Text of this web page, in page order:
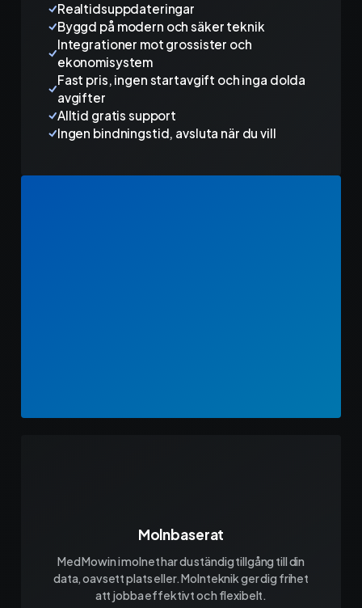
Realtidsuppdateringar
Byggd på modern och säker teknik
Integrationer mot grossister och
ekonomisystem
Fast pris, ingen startavgift och inga dolda
avgifter
Alltid gratis support
Ingen bindningstid, avsluta när du vill
Molnbaserat
Med Mowin i molnet har du ständig tillgång till din
data, oavsett plats eller. Molnteknik ger dig frihet
att jobba effektivt och flexibelt.